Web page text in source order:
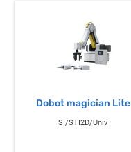
Dobot magician Lite
SI/STI2D/Univ